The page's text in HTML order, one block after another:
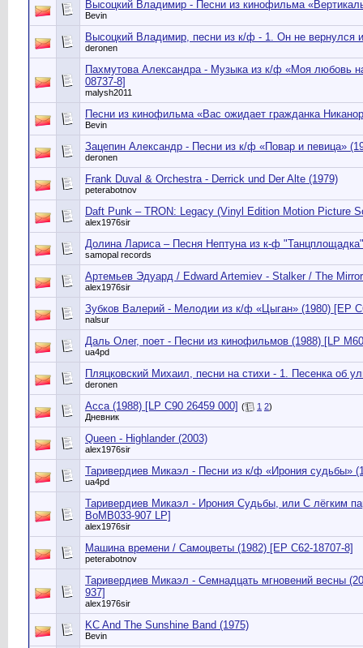
Высоцкий Владимир - Песни из кинофильма
Bevin
Высоцкий Владимир, песни из к/ф - 1. Он не вернулся
deronen
Пахмутова Александра - Музыка из к/ф «Моя любовь
08737-8]
malysh2011
Песни из кинофильма «Вас ожидает гражданка
Bevin
Зацепин Александр - Песни из к/ф «Повар и певица»
deronen
Frank Duval & Orchestra - Derrick und Der Alte (1979)
peterabotnov
Daft Punk – TRON: Legacy (Vinyl Edition Motion Picture
alex1976sir
Долина Лариса – Песня Нептуна из к-ф
samopal records
Артемьев Эдуард / Edward Artemiev - Stalker / The
alex1976sir
Зубков Валерий - Мелодии из к/ф «Цыган» (1980) [EP
nalsur
Даль Олег, поет - Песни из кинофильмов (1988) [LP
ua4pd
Пляцковский Михаил, песни на стихи - 1. Песенка об
deronen
Асса (1988) [LP С90 26459 000] ( 1 2)
Дневник
Queen - Highlander (2003)
alex1976sir
Таривердиев Микаэл - Песни из к/ф «Ирония судьбы»
ua4pd
Таривердиев Микаэл - Ирония Судьбы, или С лёгким
BoMB033-907 LP]
alex1976sir
Машина времени / Самоцветы (1982) [EP С62-18707-8]
peterabotnov
Таривердиев Микаэл - Семнадцать мгновений весны
937]
alex1976sir
KC And The Sunshine Band (1975)
Bevin